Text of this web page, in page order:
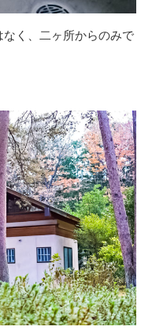
く、二ヶ所からのみで